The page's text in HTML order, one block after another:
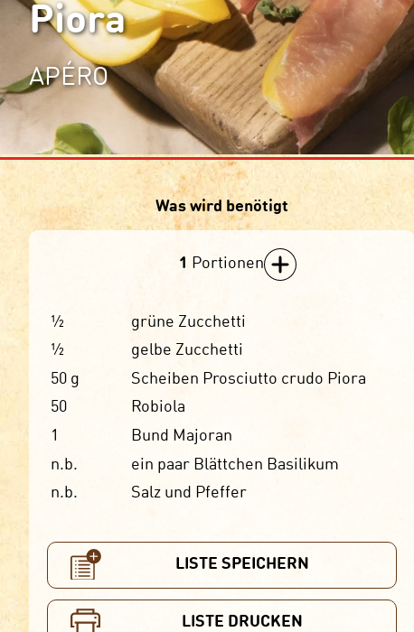
Piora
APÉRO
Was wird benötigt
1 Portionen
½
grüne Zucchetti
½
gelbe Zucchetti
50 g
Scheiben Prosciutto crudo Piora
50
Robiola
1
Bund Majoran
n.b.
ein paar Blättchen Basilikum
n.b.
Salz und Pfeffer
LISTE SPEICHERN
LISTE DRUCKEN